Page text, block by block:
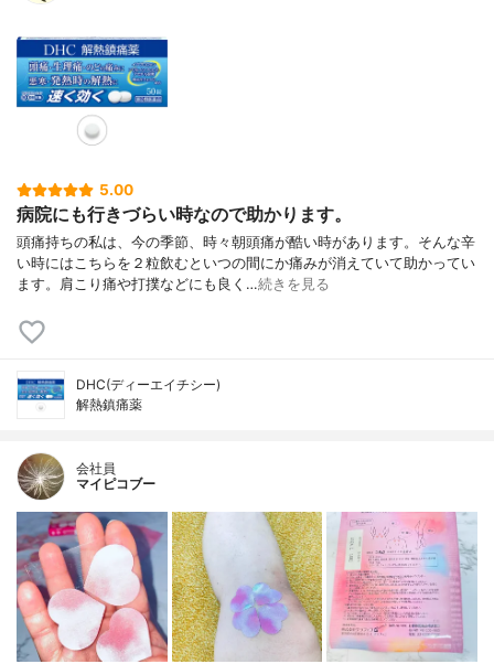
5.00
病院にも行きづらい時なので助かります。
頭痛持ちの私は、今の季節、時々朝頭痛が酷い時があります。そんな辛
い時にはこちらを２粒飲むといつの間にか痛みが消えていて助かってい
ます。肩こり痛や打撲などにも良く…続きを見る
DHC(ディーエイチシー)
解熱鎮痛薬
会社員
マイピコブー